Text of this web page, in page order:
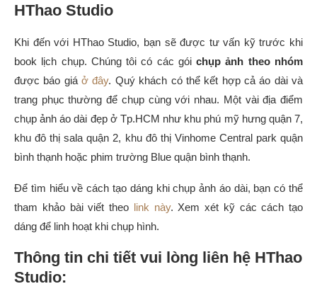
HThao Studio
Khi đến với HThao Studio, bạn sẽ được tư vấn kỹ trước khi
book lịch chụp. Chúng tôi có các góichụp ảnh theo nhóm
được báo giáở đây. Quý khách có thể kết hợp cả áo dài và
trang phục thường để chụp cùng với nhau. Một vài địa điểm
chụp ảnh áo dài đẹp ở Tp.HCM như khu phú mỹ hưng quận 7,
khu đô thị sala quận 2, khu đô thị Vinhome Central park quận
bình thạnh hoặc phim trường Blue quận bình thạnh.
Để tìm hiểu về cách tạo dáng khi chụp ảnh áo dài, bạn có thể
tham khảo bài viết theo link này. Xem xét kỹ các cách tạo
dáng để linh hoạt khi chụp hình.
Thông tin chi tiết vui lòng liên hệ HThao
Studio: